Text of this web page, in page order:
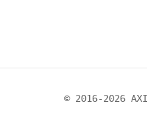
© 2016-2026